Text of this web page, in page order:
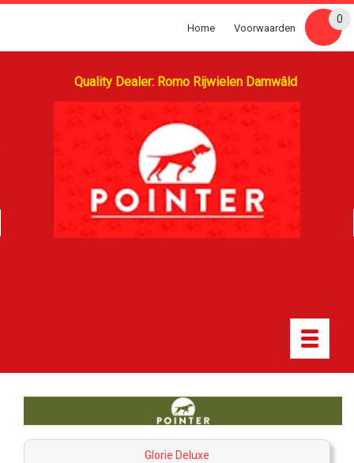
Quality Dealer: Romo Rijwielen Damwâld
Home Voorwaarden
0
Toggle
Glorie Deluxe